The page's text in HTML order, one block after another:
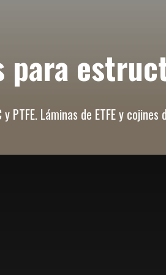
para
PTFE. Láminas de ETFE y cojines